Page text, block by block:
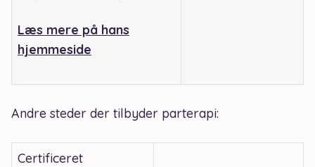
Læs mere på hans
hjemmeside
Andre steder der tilbyder parterapi:
Certificeret